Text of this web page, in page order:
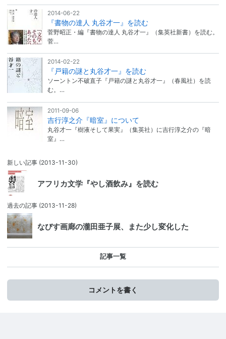
2014-06-22
『書物の達人 丸谷才一』を読む
菅野昭正・編『書物の達人 丸谷才一』（集英社新書）を読む。
菅…
2014-02-22
『戸籍の謎と丸谷才一』を読む
ソーントン不破直子『戸籍の謎と丸谷才一』（春風社）を読
む。…
2011-09-06
吉行淳之介『暗室』について
丸谷才一『樹液そして果実』（集英社）に吉行淳之介の『暗
室』…
新しい記事 (2013-11-30)
アフリカ文学『やし酒飲み』を読む
過去の記事 (2013-11-28)
なびす画廊の瀧田亜子展、また少し変化した
記事一覧
コメントを書く